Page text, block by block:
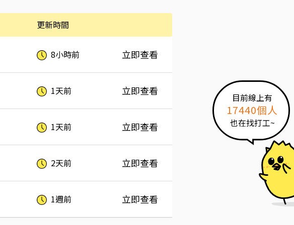
更新時間
8小時前 立即查看
1天前 立即查看
1天前 立即查看
2天前 立即查看
1週前 立即查看
目前線上有
17440個人
也在找打工~